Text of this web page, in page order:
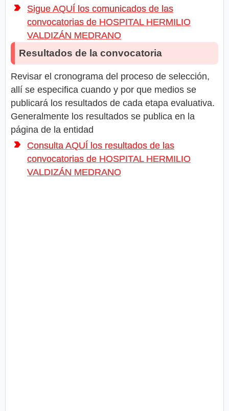
Sigue AQUÍ los comunicados de las
convocatorias de HOSPITAL HERMILIO
VALDIZÁN MEDRANO
Resultados de la convocatoria
Revisar el cronograma del proceso de selección,
allí se especifica cuando y por que medios se
publicará los resultados de cada etapa evaluativa.
Generalmente los resultados se publica en la
página de la entidad
Consulta AQUÍ los resultados de las
convocatorias de HOSPITAL HERMILIO
VALDIZÁN MEDRANO